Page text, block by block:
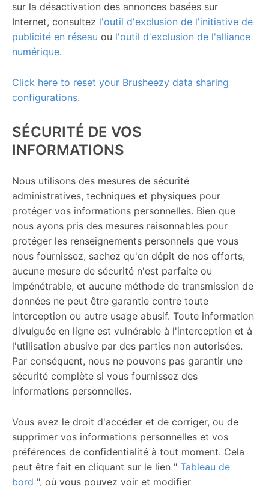
sur la désactivation des annonces basées sur
Internet, consultez l'outil d'exclusion de l'initiative de
publicité en réseau ou l'outil d'exclusion de l'alliance
numérique.
Click here to reset your Brusheezy data sharing
configurations.
SÉCURITÉ DE VOS
INFORMATIONS
Nous utilisons des mesures de sécurité
administratives, techniques et physiques pour
protéger vos informations personnelles. Bien que
nous ayons pris des mesures raisonnables pour
protéger les renseignements personnels que vous
nous fournissez, sachez qu'en dépit de nos efforts,
aucune mesure de sécurité n'est parfaite ou
impénétrable, et aucune méthode de transmission de
données ne peut être garantie contre toute
interception ou autre usage abusif. Toute information
divulguée en ligne est vulnérable à l'interception et à
l'utilisation abusive par des parties non autorisées.
Par conséquent, nous ne pouvons pas garantir une
sécurité complète si vous fournissez des
informations personnelles.
Vous avez le droit d'accéder et de corriger, ou de
supprimer vos informations personnelles et vos
préférences de confidentialité à tout moment. Cela
peut être fait en cliquant sur le lien " Tableau de
bord ", où vous pouvez voir et modifier